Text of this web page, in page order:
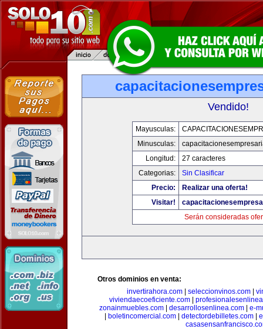
Vendido!
Mayusculas:
Minusculas:
Longitud:
27 caracteres
Categorias:
Sin Clasificar
Precio:
Realizar una oferta!
Visitar!
Serán consideradas
Otros dominios en venta:
invertirahora.com| seleccionvinos.com|
viviendaecoeficiente.com|
zonainmuebles.com| desarrollosenlinea.com| e-
boletincomercial.com detectordebilletes.com